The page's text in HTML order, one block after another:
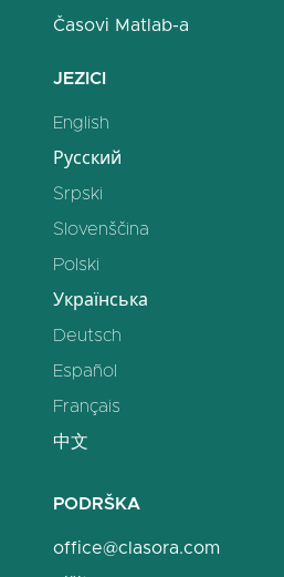
Časovi Matlab-a
JEZICI
English
Русский
Srpski
Slovenščina
Polski
Українська
Deutsch
Español
Français
中文
PODRŠKA
office@clasora.com